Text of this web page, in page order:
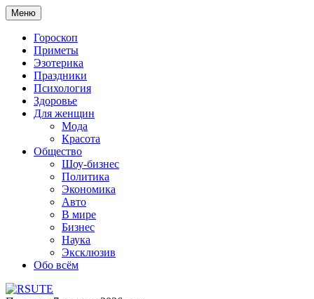
Меню
Гороскоп
Приметы
Эзотерика
Праздники
Психология
Здоровье
Для женщин
Мода
Красота
Общество
Шоу-бизнес
Политика
Экономика
Авто
В мире
Бизнес
Наука
Эксклюзив
Обо всём